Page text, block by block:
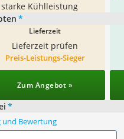
starke Kühlleistung
*
Lieferzeit
Lieferzeit prüfen
Preis-Leistungs-Sieger
Zum Angebot »
*
Bewertung